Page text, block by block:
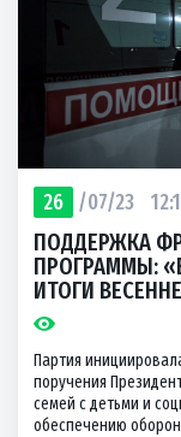
26 /07/23
ПОДДЕРЖКА
ПРОГРАММЫ:
ИТОГИ
Партия
поручения
семей с детьми и
обеспечению